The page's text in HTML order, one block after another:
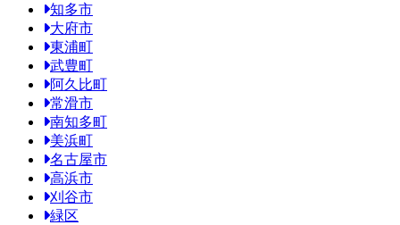
知多市
大府市
東浦町
武豊町
阿久比町
常滑市
南知多町
美浜町
名古屋市
高浜市
刈谷市
緑区